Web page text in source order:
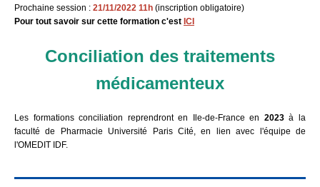
Prochaine session : 21/11/2022 11h (inscription obligatoire)
Pour tout savoir sur cette formation c'est ICI
Conciliation des traitements
médicamenteux
Les formations conciliation reprendront en Ile-de-France en 2023à la
faculté de Pharmacie Université Paris Cité, en lien avec l'équipe de
l'OMEDIT IDF.